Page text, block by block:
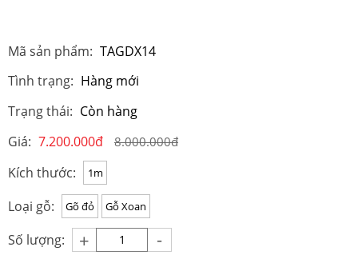
Mã sản phẩm: TAGDX14
Tình trạng: Hàng mới
Trạng thái: Còn hàng
Giá: 7.200.000đ 8.000.000đ
Kích thước: 1m
Loại gỗ: Gõ đỏ Gỗ Xoan
Số lượng: + -